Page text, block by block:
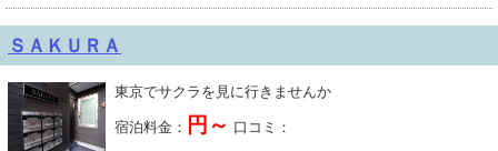
ＳＡＫＵＲＡ
東京でサクラを見に行きませんか
宿泊料金： 円～ 口コミ：